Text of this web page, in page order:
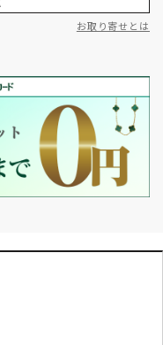
お取り寄せとは